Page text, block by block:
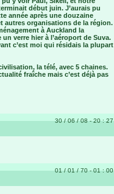
début juin. J’aurais pu
année après une douzaine
autres organisations de la région.
à Auckland la
verre hier à l’aéroport de Suva.
c’est moi qui résidais la plupart
la télé, avec 5 chaines.
fraîche mais c’est déjà pas
30 / 06 / 08 - 20 : 27
01 / 01 / 70 - 01 : 00